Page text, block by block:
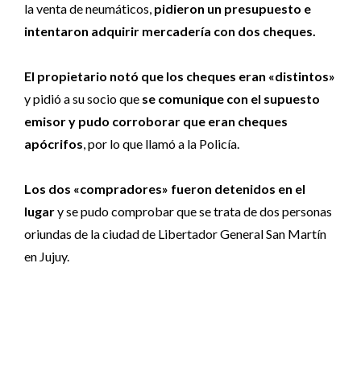
la venta de neumáticos, pidieron un presupuesto e
intentaron adquirir mercadería con dos cheques.
El propietario notó que los cheques eran «distintos»
y pidió a su socio que se comunique con el supuesto
emisor y pudo corroborar que eran cheques
apócrifos, por lo que llamó a la Policía.
Los dos «compradores» fueron detenidos en el
lugary se pudo comprobar que se trata de dos personas
oriundas de la ciudad de Libertador General San Martín
en Jujuy.